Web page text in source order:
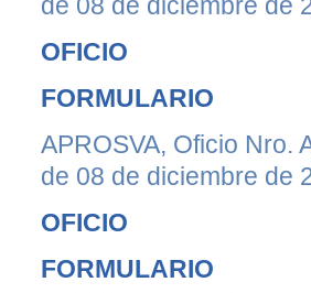
OFICIO
FORMULARIO
APROSVA, Oficio Nro.
de 08 de diciembre de
OFICIO
FORMULARIO